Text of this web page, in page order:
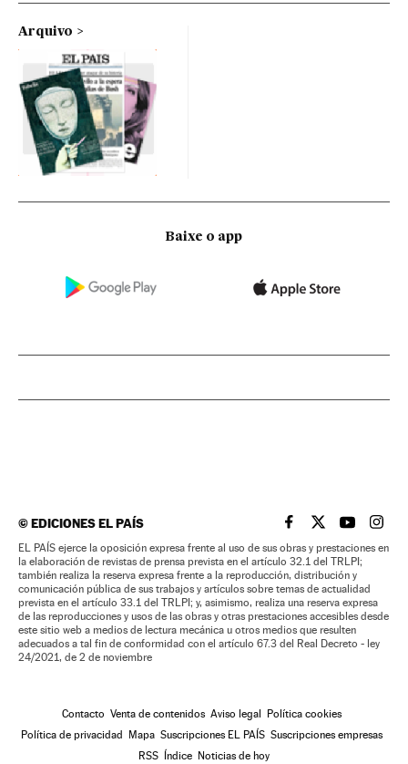
Arquivo
Baixe o app
©EDICIONES EL PAÍS EL PAÍS BRASIL EN
EL PAÍSEL PAÍS
EL
EL PAÍS ejerce la oposición expresa frente al uso de sus obras y prestaciones en
la elaboración de revistas de prensa prevista en el artículo 32.1 del TRLPI;
también realiza la reserva expresa frente a la reproducción, distribución y
comunicación pública de sus trabajos y artículos sobre temas de actualidad
prevista en el artículo 33.1 del TRLPI; y, asimismo, realiza una reserva expresa
de las reproducciones y usos de las obras y otras prestaciones accesibles desde
este sitio web a medios de lectura mecánica u otros medios que resulten
adecuados a tal fin de conformidad con el artículo 67.3 del Real Decreto - ley
24/2021, de 2 de noviembre
Contacto Venta de contenidos Aviso legal Política cookies
Política de privacidad Mapa Suscripciones EL PAÍS Suscripciones empresas
RSS Índice Noticias de hoy